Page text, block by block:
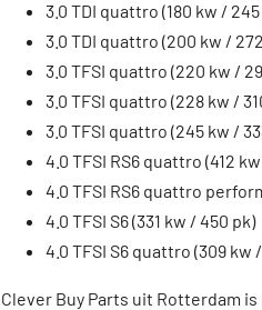
3.0 TDI quattro (180 kw /
3.0 TDI quattro (200 kw /
3.0 TFSI quattro (220 kw /
3.0 TFSI quattro (228 kw /
3.0 TFSI quattro (245 kw /
4.0 TFSI RS6 quattro (412
4.0 TFSI RS6 quattro
4.0 TFSI S6 (331 kw / 450 pk)
4.0 TFSI S6 quattro (309 kw
Clever Buy Parts uit Rotterdam